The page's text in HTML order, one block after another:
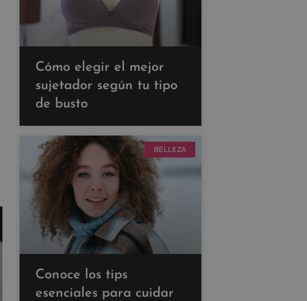
Cómo elegir el mejor
sujetador según tu tipo
de busto
BELLEZA
Conoce los tips
esenciales para cuidar